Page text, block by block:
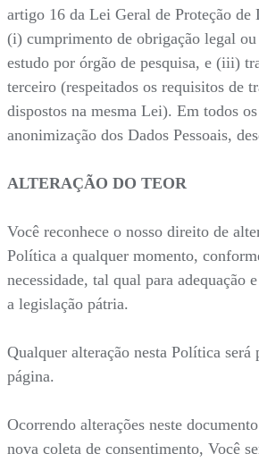
artigo 16 da Lei Geral de Proteção de
(i) cumprimento de obrigação legal
estudo por órgão de pesquisa, e (iii)
terceiro (respeitados os requisitos de
dispostos na mesma Lei). Em todos
anonimização dos Dados Pessoais,
ALTERAÇÃO DO TEOR
Você reconhece o nosso direito de
Política a qualquer momento,
necessidade, tal qual para adequação
a legislação pátria.
Qualquer alteração nesta Política será
página.
Ocorrendo alterações neste
nova coleta de consentimento, Você